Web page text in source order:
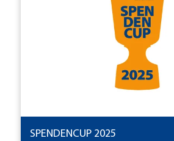
SPENDENCUP 2025